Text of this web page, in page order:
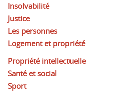
Insolvabilité
Justice
Les personnes
Logement et propriété
Propriété intellectuelle
Santé et social
Sport